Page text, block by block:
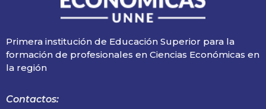
Primera institución de Educación Superior para la
formación de profesionales en Ciencias Económicas en
la región
Contactos: